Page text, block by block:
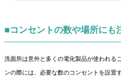
■コンセントの数や場所にも
洗面所は意外と多くの電化製品が使われる
ンの際には、必要な数のコンセントを設置